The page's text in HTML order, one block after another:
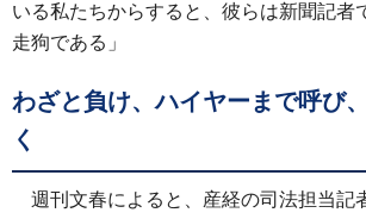
いる私たちからすると、彼らは新聞記者
走狗である」
わざと負け、ハイヤーまで呼び
く
週刊文春によると、産経の司法担当記